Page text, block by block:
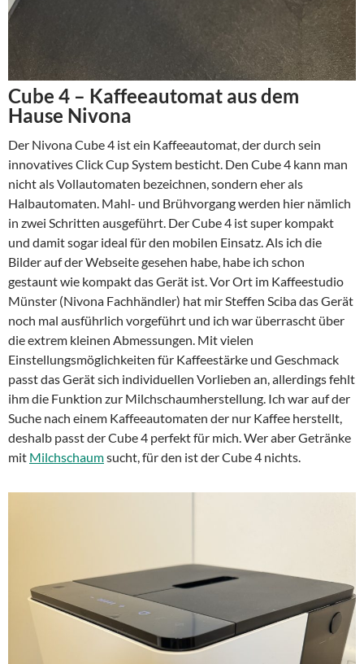
Cube 4 – Kaffeeautomat aus dem
Hause Nivona
Der Nivona Cube 4 ist ein Kaffeeautomat, der durch sein
innovatives Click Cup System besticht. Den Cube 4 kann man
nicht als Vollautomaten bezeichnen, sondern eher als
Halbautomaten. Mahl- und Brühvorgang werden hier nämlich
in zwei Schritten ausgeführt. Der Cube 4 ist super kompakt
und damit sogar ideal für den mobilen Einsatz. Als ich die
Bilder auf der Webseite gesehen habe, habe ich schon
gestaunt wie kompakt das Gerät ist. Vor Ort im Kaffeestudio
Münster (Nivona Fachhändler) hat mir Steffen Sciba das Gerät
noch mal ausführlich vorgeführt und ich war überrascht über
die extrem kleinen Abmessungen. Mit vielen
Einstellungsmöglichkeiten für Kaffeestärke und Geschmack
passt das Gerät sich individuellen Vorlieben an, allerdings fehlt
ihm die Funktion zur Milchschaumherstellung. Ich war auf der
Suche nach einem Kaffeeautomaten der nur Kaffee herstellt,
deshalb passt der Cube 4 perfekt für mich. Wer aber Getränke
mit Milchschaumsucht, für den ist der Cube 4 nichts.